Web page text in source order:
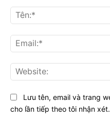
Lưu tên, email và trang
cho lần tiếp theo tôi nhận xét.